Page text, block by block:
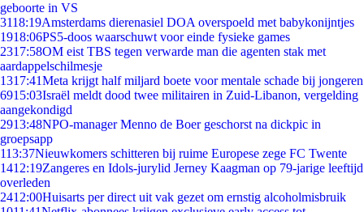
geboorte in VS
3118:19Amsterdams dierenasiel DOA overspoeld met babykonijntjes
1918:06PS5-doos waarschuwt voor einde fysieke games
2317:58OM eist TBS tegen verwarde man die agenten stak met
aardappelschilmesje
1317:41Meta krijgt half miljard boete voor mentale schade bij jongeren
6915:03Israël meldt dood twee militairen in Zuid-Libanon, vergelding
aangekondigd
2913:48NPO-manager Menno de Boer geschorst na dickpic in
groepsapp
113:37Nieuwkomers schitteren bij ruime Europese zege FC Twente
1412:19Zangeres en Idols-jurylid Jerney Kaagman op 79-jarige leeftijd
overleden
2412:00Huisarts per direct uit vak gezet om ernstig alcoholmisbruik